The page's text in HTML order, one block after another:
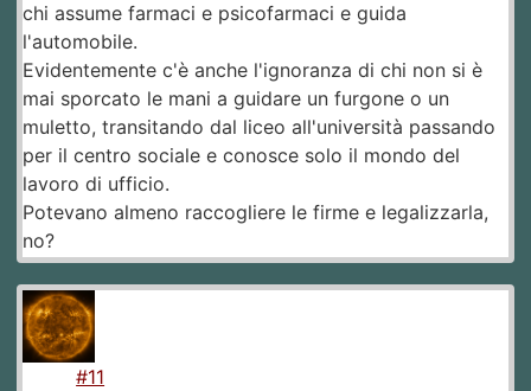
chi assume farmaci e psicofarmaci e guida
l'automobile.
Evidentemente c'è anche l'ignoranza di chi non si è
mai sporcato le mani a guidare un furgone o un
muletto, transitando dal liceo all'università passando
per il centro sociale e conosce solo il mondo del
lavoro di ufficio.
Potevano almeno raccogliere le firme e legalizzarla,
no?
#11